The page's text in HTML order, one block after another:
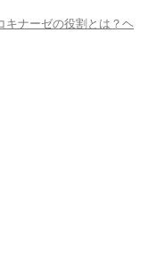
キナーゼの役割とは？ヘ